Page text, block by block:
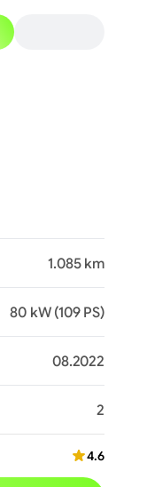
1.085 km
80 kW (109 PS)
08.2022
2
4.6